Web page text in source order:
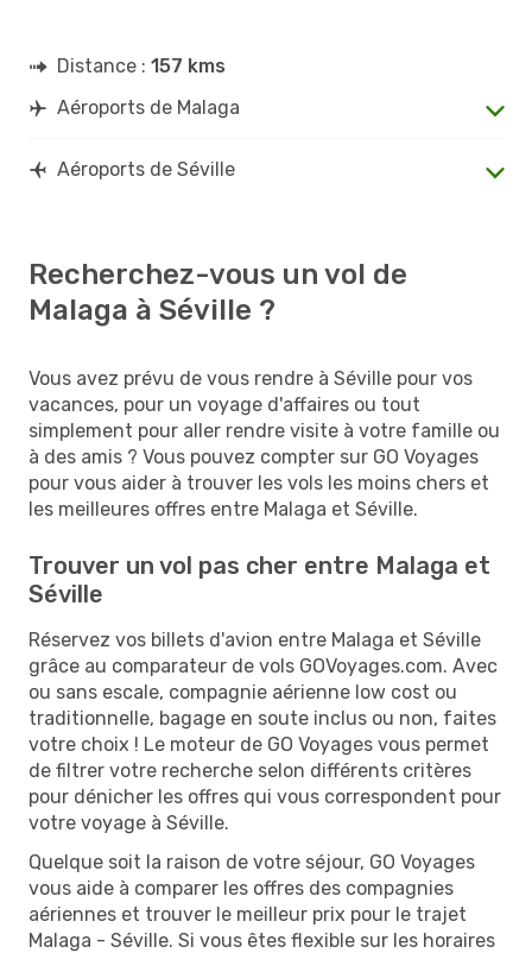
Distance : 157 kms
Aéroports de Malaga
Aéroports de Séville
Recherchez-vous un vol de
Malaga à Séville ?
Vous avez prévu de vous rendre à Séville pour vos
vacances, pour un voyage d'affaires ou tout
simplement pour aller rendre visite à votre famille ou
à des amis ? Vous pouvez compter sur GO Voyages
pour vous aider à trouver les vols les moins chers et
les meilleures offres entre Malaga et Séville.
Trouver un vol pas cher entre Malaga et
Séville
Réservez vos billets d'avion entre Malaga et Séville
grâce au comparateur de vols GOVoyages.com. Avec
ou sans escale, compagnie aérienne low cost ou
traditionnelle, bagage en soute inclus ou non, faites
votre choix ! Le moteur de GO Voyages vous permet
de filtrer votre recherche selon différents critères
pour dénicher les offres qui vous correspondent pour
votre voyage à Séville.
Quelque soit la raison de votre séjour, GO Voyages
vous aide à comparer les offres des compagnies
aériennes et trouver le meilleur prix pour le trajet
Malaga - Séville. Si vous êtes flexible sur les horaires